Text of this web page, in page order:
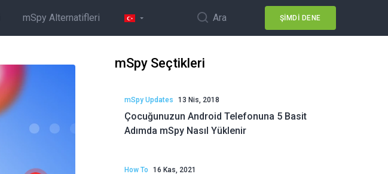
mSpy Alternatifleri Ara ŞIMDI DENE
mSpy Seçtikleri
mSpy Updates 13 Nis, 2018
Çocuğunuzun Android Telefonuna 5 Basit
Adımda mSpy Nasıl Yüklenir
How To 16 Kas, 2021